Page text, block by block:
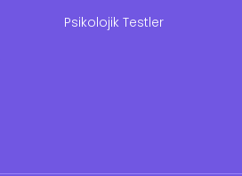
Psikolojik Testler